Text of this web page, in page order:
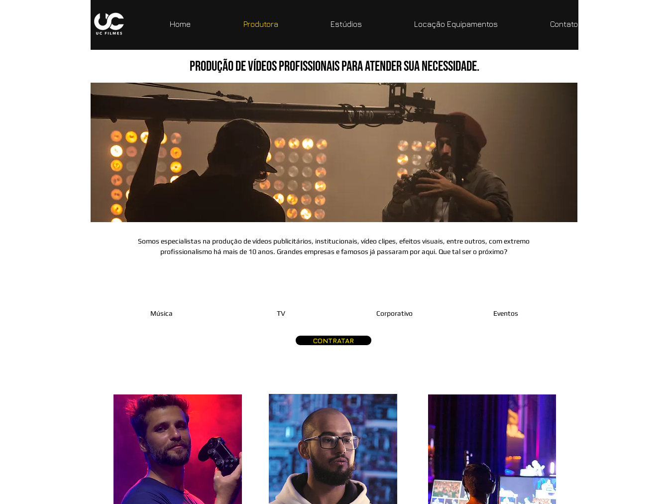
Home Produtora Estúdios Locação Equipamentos Contato
Produção de vídeos profissionais para atender sua necessidade.
Somos especialistas na produção de vídeos publicitários, institucionais, vídeo clipes, efeitos visuais, entre outros, com extremo
profissionalismo há mais de 10 anos. Grandes empresas e famosos já passaram por aqui. Que tal ser o próximo?
Música TV Corporativo Eventos
CONTRATAR